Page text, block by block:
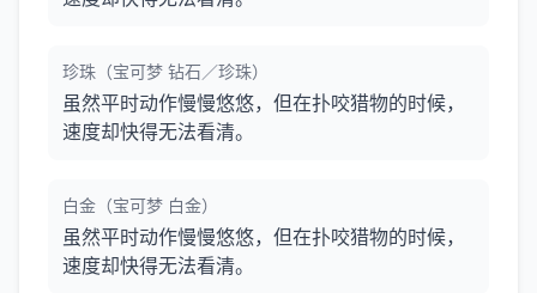
珍珠（宝可梦 钻石／珍珠）
虽然平时动作慢慢悠悠，但在扑咬猎物的时候，
速度却快得无法看清。
白金（宝可梦 白金）
虽然平时动作慢慢悠悠，但在扑咬猎物的时候，
速度却快得无法看清。